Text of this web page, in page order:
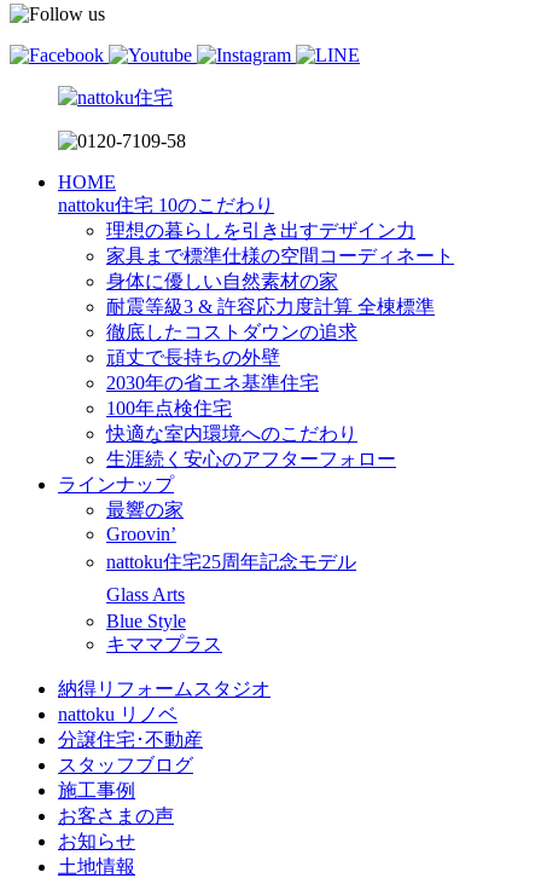
HOME
nattoku住宅 10のこだわり
理想の暮らしを引き出すデザイン力
家具まで標準仕様の空間コーディネート
身体に優しい自然素材の家
耐震等級3 & 許容応力度計算 全棟標準
徹底したコストダウンの追求
頑丈で長持ちの外壁
2030年の省エネ基準住宅
100年点検住宅
快適な室内環境へのこだわり
生涯続く安心のアフターフォロー
ラインナップ
最響の家
Groovin’
nattoku住宅25周年記念モデル
Glass Arts
Blue Style
キママプラス
納得リフォームスタジオ
nattoku リノベ
分譲住宅･不動産
スタッフブログ
施工事例
お客さまの声
お知らせ
土地情報